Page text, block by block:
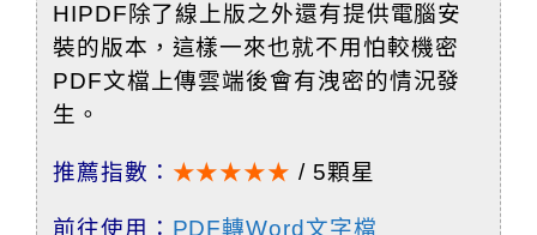
HIPDF除了線上版之外還有提供電腦安
裝的版本，這樣一來也就不用怕較機密
PDF文檔上傳雲端後會有洩密的情況發
生。
推薦指數： ★★★★★ / 5顆星
前往使用： PDF轉Word文字檔